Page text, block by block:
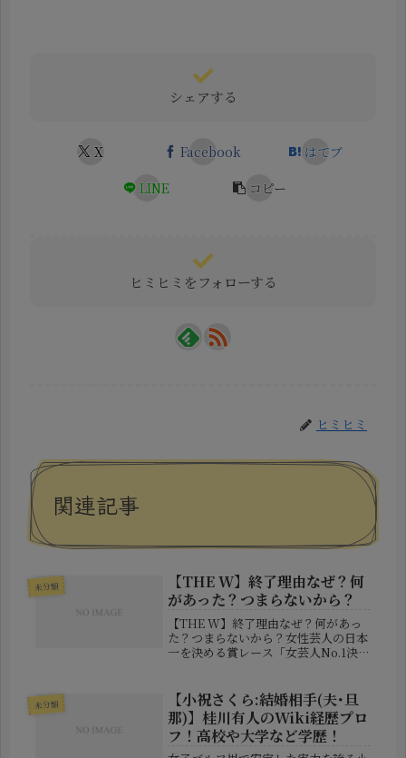
シェアする
X Facebook
はてブ
LINE
コピー
ヒミヒミをフォローする
ヒミヒミ
関連記事
未分類
【THE W】終了理由なぜ？何
があった？つまらないから？
【THE W】終了理由なぜ？何があっ
た？つまらないから？女性芸人の日本
一を決める賞レース「女芸人No.1決定
に始まり、毎年12月の恒例番組として
定着してきただけ...
未分類
【小祝さくら:結婚相手(夫･旦
那)】桂川有人のWiki経歴プロ
フ！高校や大学など学歴！